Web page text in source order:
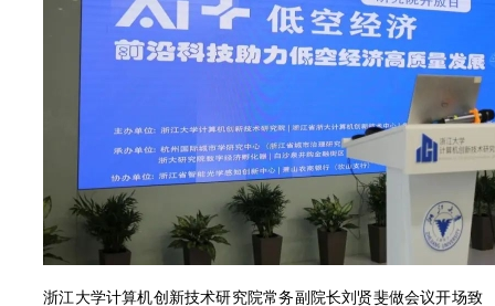
浙江大学计算机创新技术研究院常务副院长刘贤斐做会议开场致